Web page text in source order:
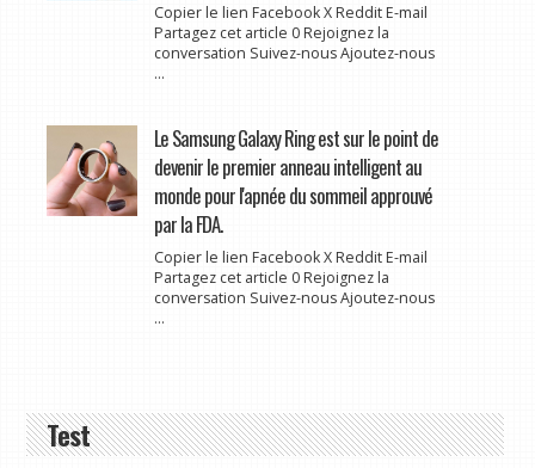
Copier le lien Facebook X Reddit E-mail
Partagez cet article 0 Rejoignez la
conversation Suivez-nous Ajoutez-nous
...
Le Samsung Galaxy Ring est sur le point de
devenir le premier anneau intelligent au
monde pour l'apnée du sommeil approuvé
par la FDA.
Copier le lien Facebook X Reddit E-mail
Partagez cet article 0 Rejoignez la
conversation Suivez-nous Ajoutez-nous
...
Test